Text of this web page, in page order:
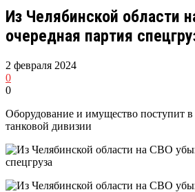
Из Челябинской области
очередная партия
2 февраля 2024
0
0
Оборудование и имущество поступит в
танковой дивизии